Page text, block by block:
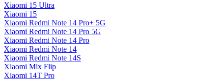
Xiaomi 15 Ultra
Xiaomi 15
Xiaomi Redmi Note 14 Pro+ 5G
Xiaomi Redmi Note 14 Pro 5G
Xiaomi Redmi Note 14 Pro
Xiaomi Redmi Note 14
Xiaomi Redmi Note 14S
Xiaomi Mix Flip
Xiaomi 14T Pro